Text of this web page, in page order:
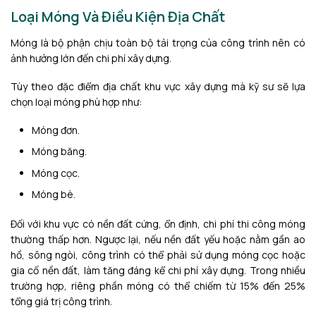
Loại Móng Và Điều Kiện Địa Chất
Móng là bộ phận chịu toàn bộ tải trọng của công trình nên có
ảnh hưởng lớn đến chi phí xây dựng.
Tùy theo đặc điểm địa chất khu vực xây dựng mà kỹ sư sẽ lựa
chọn loại móng phù hợp như:
Móng đơn.
Móng băng.
Móng cọc.
Móng bè.
Đối với khu vực có nền đất cứng, ổn định, chi phí thi công móng
thường thấp hơn. Ngược lại, nếu nền đất yếu hoặc nằm gần ao
hồ, sông ngòi, công trình có thể phải sử dụng móng cọc hoặc
gia cố nền đất, làm tăng đáng kể chi phí xây dựng. Trong nhiều
trường hợp, riêng phần móng có thể chiếm từ 15% đến 25%
tổng giá trị công trình.